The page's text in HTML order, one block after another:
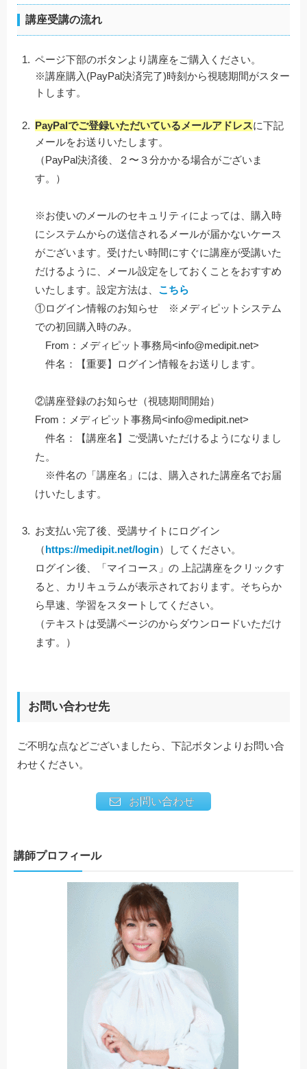
講座受講の流れ
ページ下部のボタンより講座をご購入ください。
※講座購入(PayPal決済完了)時刻から視聴期間がスター
トします。
PayPalでご登録いただいているメールアドレスに下記
メールをお送りいたします。
（PayPal決済後、２〜３分かかる場合がございま
す。）
※お使いのメールのセキュリティによっては、購入時
にシステムからの送信されるメールが届かないケース
がございます。受けたい時間にすぐに講座が受講いた
だけるように、メール設定をしておくことをおすすめ
いたします。設定方法は、 こちら
①ログイン情報のお知らせ ※メディピットシステム
での初回購入時のみ。
From：メディピット事務局<info@medipit.net>
件名：【重要】ログイン情報をお送りします。
②講座登録のお知らせ（視聴期間開始）
From：メディピット事務局<info@medipit.net>
件名：【講座名】ご受講いただけるようになりまし
た。
※件名の「講座名」には、購入された講座名でお届
けいたします。
お支払い完了後、受講サイトにログイン
（https://medipit.net/login）してください。
ログイン後、「マイコース」の 上記講座をクリックす
ると、カリキュラムが表示されております。そちらか
ら早速、学習をスタートしてください。
（テキストは受講ページのからダウンロードいただけ
ます。）
お問い合わせ先
ご不明な点などございましたら、下記ボタンよりお問い合
わせください。
お問い合わせ
講師プロフィール